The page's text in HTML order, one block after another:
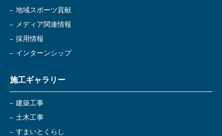
地域スポーツ貢献
メディア関連情報
採用情報
インターンシップ
施工ギャラリー
建築工事
土木工事
すまいとくらし